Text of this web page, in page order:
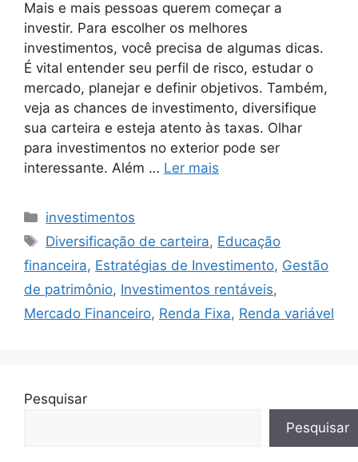
Mais e mais pessoas querem começar a
investir. Para escolher os melhores
investimentos, você precisa de algumas dicas.
É vital entender seu perfil de risco, estudar o
mercado, planejar e definir objetivos. Também,
veja as chances de investimento, diversifique
sua carteira e esteja atento às taxas. Olhar
para investimentos no exterior pode ser
interessante. Além … Ler mais
Categorias
investimentos
Tags
Diversificação de carteira, Educação
financeira, Estratégias de Investimento, Gestão
de patrimônio, Investimentos rentáveis,
Mercado Financeiro, Renda Fixa, Renda variável
Pesquisar
Pesquisar